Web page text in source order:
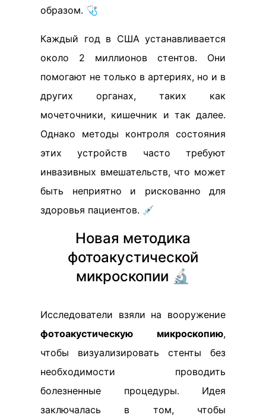
образом. 🩺
Каждый год в США устанавливается
около 2 миллионов стентов. Они
помогают не только в артериях, но и в
других органах, таких как
мочеточники, кишечник и так далее.
Однако методы контроля состояния
этих устройств часто требуют
инвазивных вмешательств, что может
быть неприятно и рискованно для
здоровья пациентов. 💉
Новая методика
фотоакустической
микроскопии 🔬
Исследователи взяли на вооружение
фотоакустическую микроскопию,
чтобы визуализировать стенты без
необходимости проводить
болезненные процедуры. Идея
заключалась в том, чтобы